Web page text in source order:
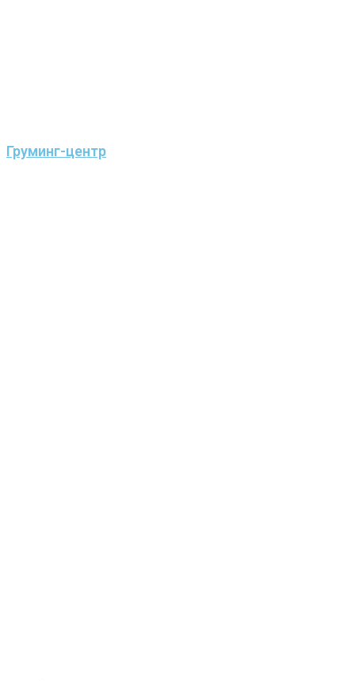
Груминг-центр